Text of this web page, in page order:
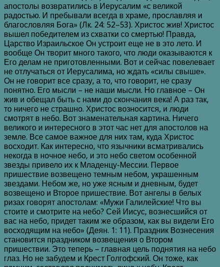
апостолы возвратились в Иерусалим «с великой
радостью. И пребывали всегда в храме, прославляя и
благословляя Бога» (Лк. 24: 52–53). Христос жив! Христос
вышел победителем из схватки со смертью! Правда,
Царство Израильское Он устроит еще не в это лето. И
вообще Он творит много такого, что люди оказываются к
Его делам не приготовленными. Вот и сейчас повелевает
не отлучаться от Иерусалима, но ждать «силы свыше».
Он не говорит все сразу, а то, что говорит, не сразу
понятно. Его мысли – не наши мысли. Но главное – Он
жив и обещал быть с нами до скончания века! А раз так,
то ничего не страшно. Христос возносится, и люди
смотрят в небо. Вот знаменательная картина. Ничего
великого и интересного в этот час нет для апостолов на
земле. Все самое важное для них там, куда Христос
восходит. Как интересно, что язычники всматривались
некогда в ночное небо, и это небо светом особенной
звезды привело их к Младенцу-Мессии. Первое
пришествие возвещено темным небом, украшенным
звездами. Небом же, но уже ясным и дневным, будет
возвещено и Второе пришествие. Вот ангелы в белых
ризах говорят апостолам: «Мужи Галилейские! Что вы
стоите и смотрите на небо? Сей Иисус, вознесшийся от
вас на небо, придет таким же образом, как вы видели Его
восходящим на небо» (Деян. 1: 11). Праздник Вознесения
становится праздником возвещения о Втором
пришествии. Это теперь – главная цель поднятия на небо
глаз. Но не забудем и Крест Голгофский. Он тоже, как